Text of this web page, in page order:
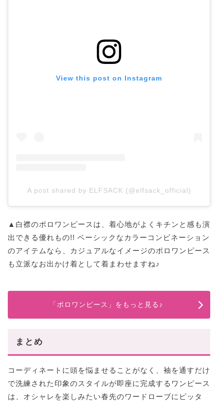
View this post on Instagram
A post shared by ELFSACK (@elfsack_official)
▲白襟のポロワンピースは、着心地がよくキチンと感も演
出できる優れもの!! ベーシックなカラーコンビネーション
のアイテムなら、カジュアルなイメージのポロワンピース
も立派なお出かけ着として着まわせますね♪
「ポロワンピース」をもっと見る♪
まとめ
コーディネートに頭を悩ませることがなく、袖を通すだけ
で洗練された印象のスタイルが即座に完成するワンピース
は、オシャレを楽しみたい春先のワードローブにピッタ